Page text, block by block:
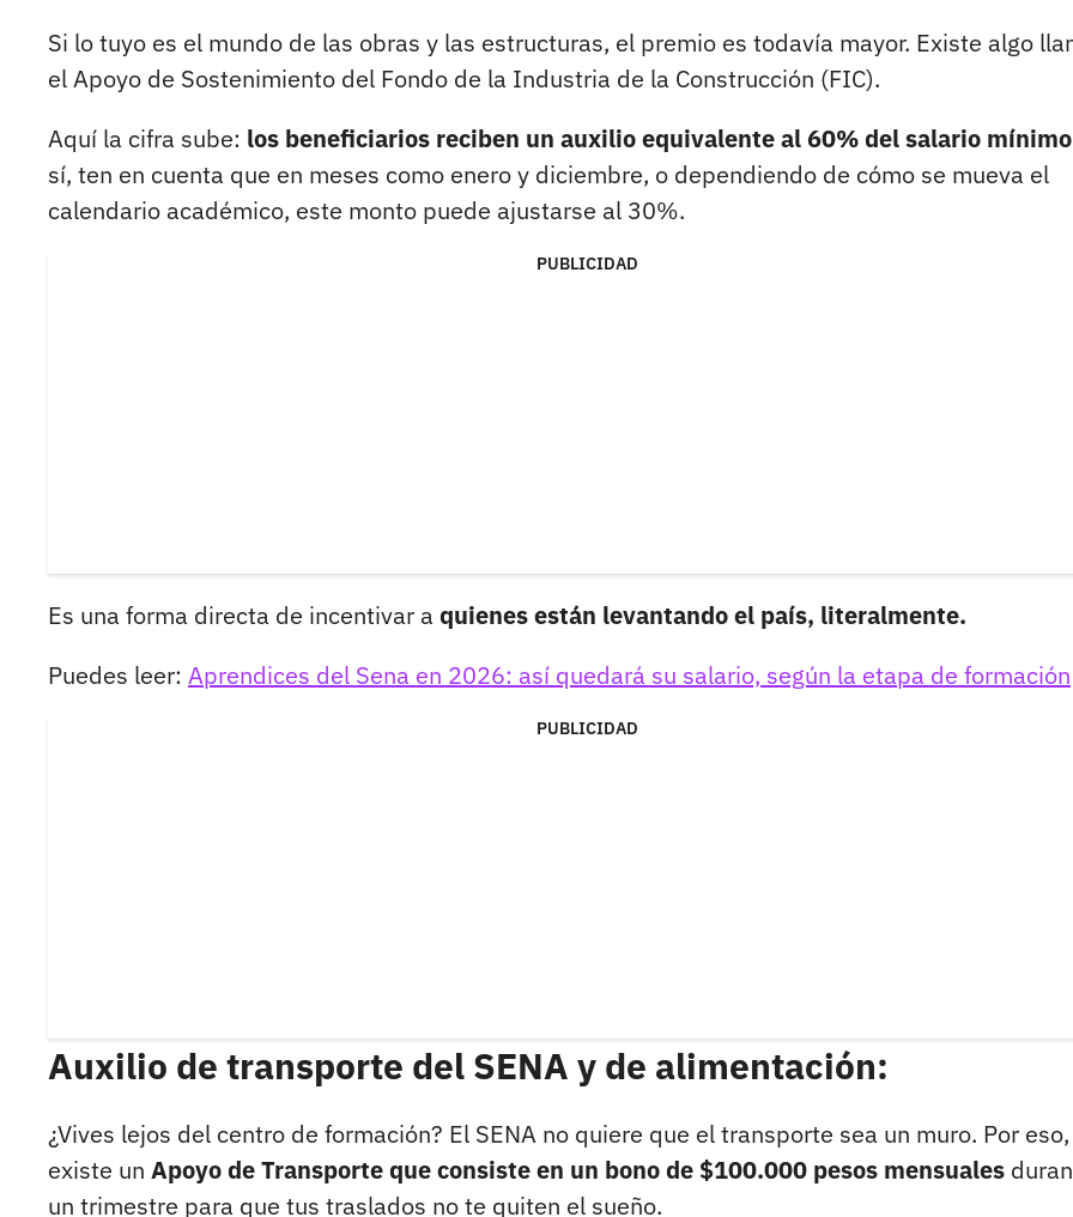
Si lo tuyo es el mundo de las obras y las estructuras, el premio es todavía mayor. Existe algo
el Apoyo de Sostenimiento del Fondo de la Industria de la Construcción (FIC).
Aquí la cifra sube: los beneficiarios reciben un auxilio equivalente al 60% del salario
sí, ten en cuenta que en meses como enero y diciembre, o dependiendo de cómo se mueva el
calendario académico, este monto puede ajustarse al 30%.
PUBLICIDAD
Es una forma directa de incentivar a quienes están levantando el país, literalmente.
Puedes leer: Aprendices del Sena en 2026: así quedará su salario, según la etapa de formación
PUBLICIDAD
Auxilio de transporte del SENA y de alimentación:
¿Vives lejos del centro de formación? El SENA no quiere que el transporte sea un muro. Por eso,
existe un Apoyo de Transporte que consiste en un bono de $100.000 pesos mensuales
un trimestre para que tus traslados no te quiten el sueño.